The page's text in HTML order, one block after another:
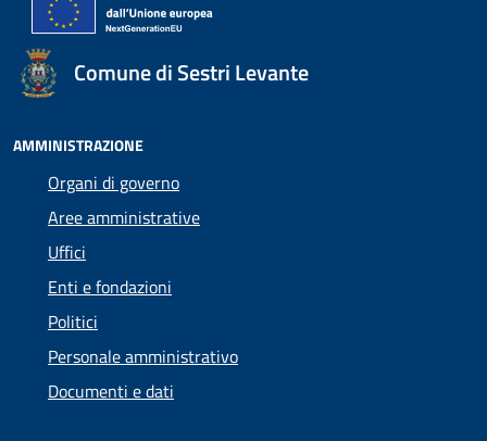
Comune di Sestri Levante
AMMINISTRAZIONE
Organi di governo
Aree amministrative
Uffici
Enti e fondazioni
Politici
Personale amministrativo
Documenti e dati